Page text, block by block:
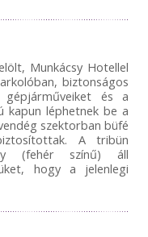
Munkácsy Hotellel
biztonságos
és a
kapun léphetnek be a
szektorban büfé
A tribün
(fehér színű) áll
hogy a jelenlegi